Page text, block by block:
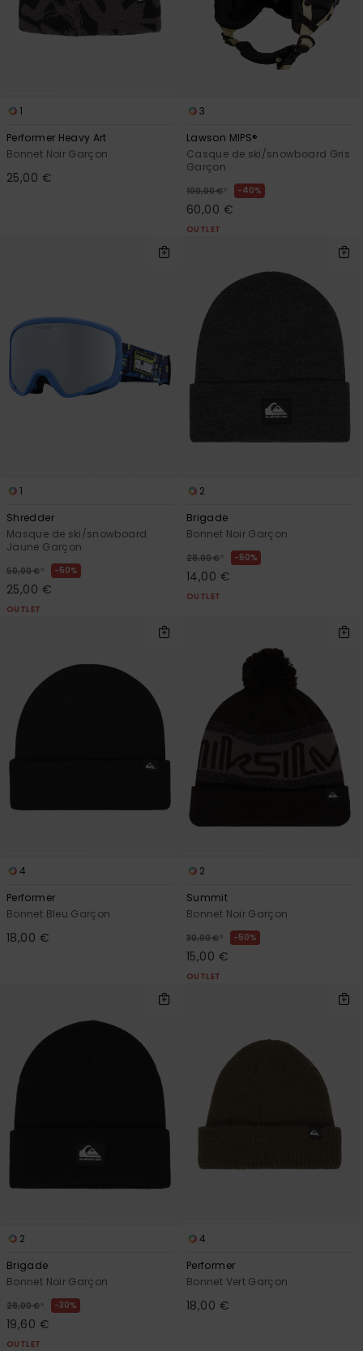
1
Performer Heavy Art
Bonnet Noir Garçon
25,00 €
3
Lawson MIPS®
Casque de ski/snowboard Gris
Garçon
100,00 € * 40%
60,00 €
OUTLET
1
Shredder
Masque de ski/snowboard
Jaune Garçon
50,00 € * 50%
25,00 €
OUTLET
2
Brigade
Bonnet Noir Garçon
28,00 € * 50%
14,00 €
OUTLET
4
Performer
Bonnet Bleu Garçon
18,00 €
2
Summit
Bonnet Noir Garçon
30,00 € * 50%
15,00 €
OUTLET
2
Brigade
Bonnet Noir Garçon
28,00 € * 30%
19,60 €
OUTLET
4
Performer
Bonnet Vert Garçon
18,00 €